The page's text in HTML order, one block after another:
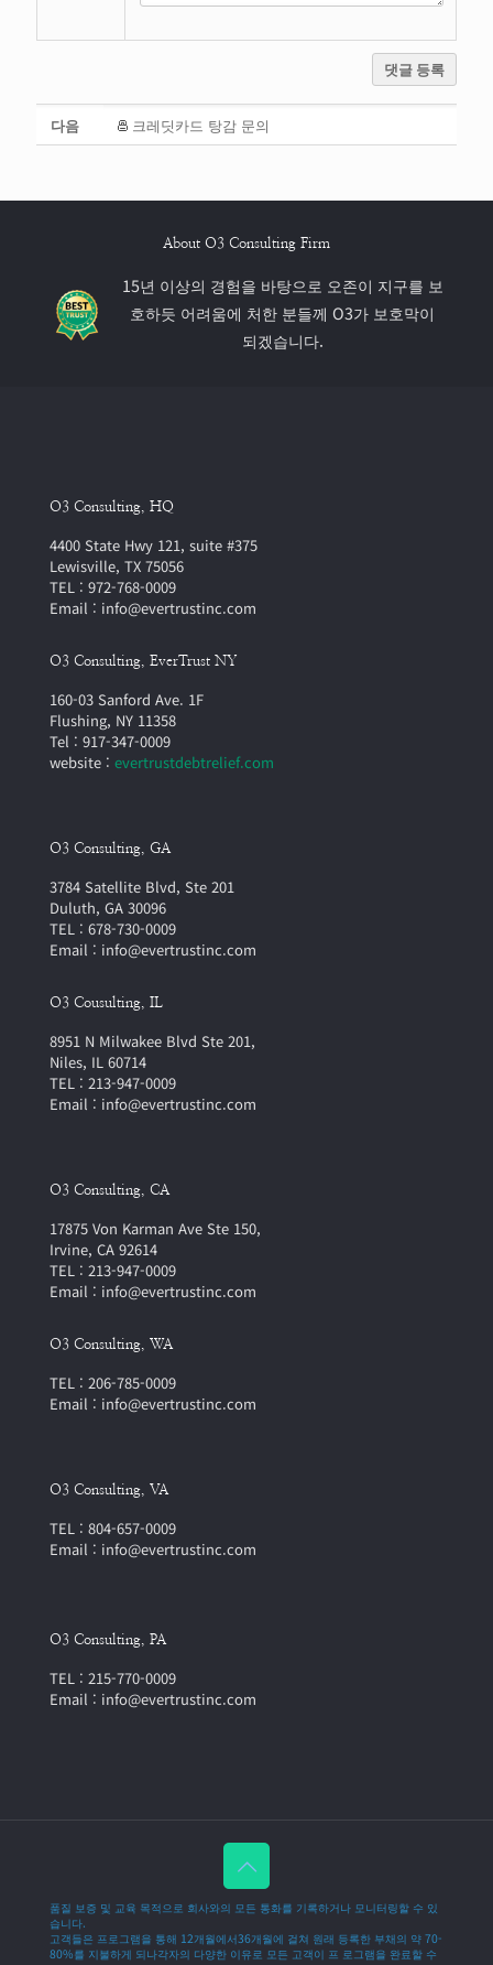
댓글 등록
다음 크레딧카드 탕감 문의
About O3 Consulting Firm
15년 이상의 경험을 바탕으로 오존이 지구를 보
호하듯 어려움에 처한 분들께 O3가 보호막이
되겠습니다.
O3 Consulting, HQ
4400 State Hwy 121, suite #375
Lewisville, TX 75056
TEL : 972-768-0009
Email : info@evertrustinc.com
O3 Consulting, EverTrust NY
160-03 Sanford Ave. 1F
Flushing, NY 11358
Tel : 917-347-0009
website : evertrustdebtrelief.com
O3 Consulting, GA
3784 Satellite Blvd, Ste 201
Duluth, GA 30096
TEL : 678-730-0009
Email : info@evertrustinc.com
O3 Cousulting, IL
8951 N Milwakee Blvd Ste 201,
Niles, IL 60714
TEL : 213-947-0009
Email : info@evertrustinc.com
O3 Consulting, CA
17875 Von Karman Ave Ste 150,
Irvine, CA 92614
TEL : 213-947-0009
Email : info@evertrustinc.com
O3 Consulting, WA
TEL : 206-785-0009
Email : info@evertrustinc.com
O3 Consulting, VA
TEL : 804-657-0009
Email : info@evertrustinc.com
O3 Consulting, PA
TEL : 215-770-0009
Email : info@evertrustinc.com
품질 보증 및 교육 목적으로 회사와의 모든 통화를 기록하거나 모니터링할 수 있
습니다.
고객들은 프로그램을 통해 12개월에서36개월에 걸쳐 원래 등록한 부채의 약 70-
80%를 지불하게 되나각자의 다양한 이유로 모든 고객이 프 로그램을 완료할 수